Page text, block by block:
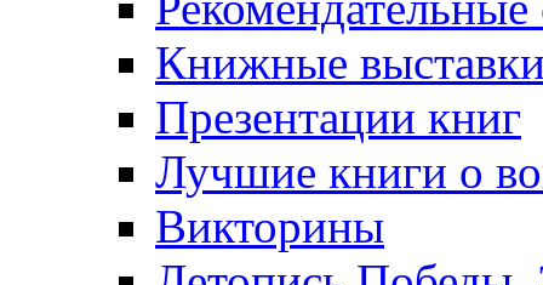
Книжные
Презентации книг
Лучшие книги о
Викторины